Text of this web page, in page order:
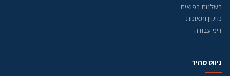
רשלנות רפואית
נזיקין ותאונות
דיני עבודה
ניווט מהיר